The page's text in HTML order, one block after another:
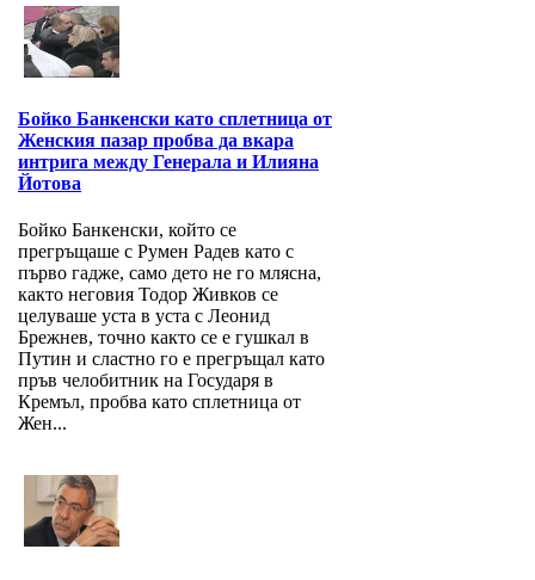
Бойко Банкенски като сплетница от
Женския пазар пробва да вкара
интрига между Генерала и Илияна
Йотова
Бойко Банкенски, който се
прегръщаше с Румен Радев като с
първо гадже, само дето не го млясна,
както неговия Тодор Живков се
целуваше уста в уста с Леонид
Брежнев, точно както се е гушкал в
Путин и сластно го е прегръщал като
пръв челобитник на Государя в
Кремъл, пробва като сплетница от
Жен...